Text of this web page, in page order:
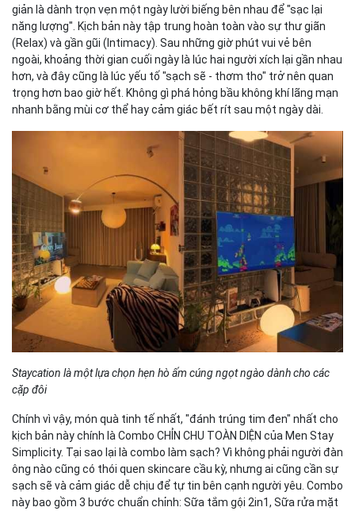
giản là dành trọn vẹn một ngày lười biếng bên nhau để "sạc lại
năng lượng". Kịch bản này tập trung hoàn toàn vào sự thư giãn
(Relax) và gần gũi (Intimacy). Sau những giờ phút vui vẻ bên
ngoài, khoảng thời gian cuối ngày là lúc hai người xích lại gần nhau
hơn, và đây cũng là lúc yếu tố "sạch sẽ - thơm tho" trở nên quan
trọng hơn bao giờ hết. Không gì phá hỏng bầu không khí lãng mạn
nhanh bằng mùi cơ thể hay cảm giác bết rít sau một ngày dài.
Staycation là một lựa chọn hẹn hò ấm cúng ngọt ngào dành cho các
cặp đôi
Chính vì vậy, món quà tinh tế nhất, "đánh trúng tim đen" nhất cho
kịch bản này chính là Combo CHỈN CHU TOÀN DIỆN của Men Stay
Simplicity. Tại sao lại là combo làm sạch? Vì không phải người đàn
ông nào cũng có thói quen skincare cầu kỳ, nhưng ai cũng cần sự
sạch sẽ và cảm giác dễ chịu để tự tin bên cạnh người yêu. Combo
này bao gồm 3 bước chuẩn chỉnh: Sữa tắm gội 2in1, Sữa rửa mặt